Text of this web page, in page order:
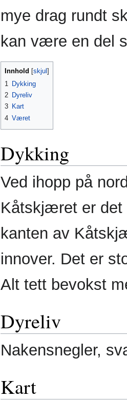
mye drag rundt
kan være en del
Innhold
1
Dykking
2 Dyreliv
3 Kart
4 Været
Dykking
Ved ihopp på
Kåtskjæret er det
kanten av
innover. Det er
Alt tett bevokst
Dyreliv
Nakensnegler,
Kart